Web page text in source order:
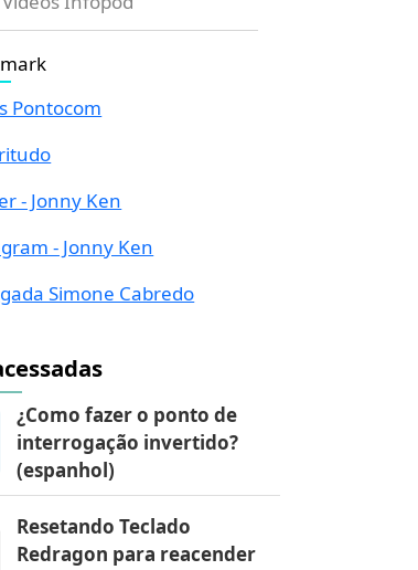
Pontocom
- Jonny Ken
- Jonny Ken
Simone Cabredo
¿Como fazer o ponto de
interrogação invertido?
(espanhol)
Resetando Teclado
Redragon para reacender